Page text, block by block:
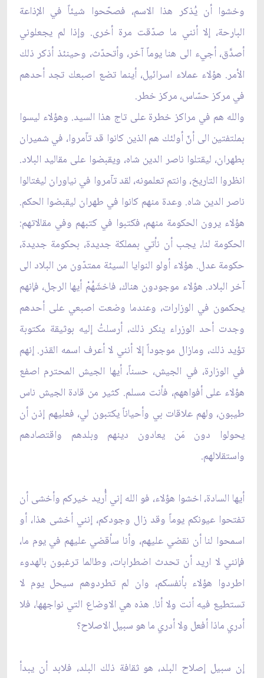
وخشوا أن يُذكر هذا الاسم، فصحّحوا شيئاً في الإذاعة
البارحة، إلا أنني ما صدّقت مرة أخرى. وإذا لم يجعلوني
أصدَّق، أجي‏ء الى هنا يوماً آخر، وأتحدّث، وحينئذ أذكر ذلك
الأمر. هؤلاء عملاء اسرائيل، أينما تضع اصبعك تجد أحدهم
في مركز حسّاس، مركز خطر.
والله هم في مراكز خطرة على تاج هذا السيد. وهؤلاء ليسوا
بملتفتين الى أنّ أولئك هم الذين كانوا قد تآمروا، في شميران
بطهران، ليقتلوا ناصر الدين شاه، ويقبضوا على مقاليد البلاد.
انظروا التاريخ، وانتم تعلمونه، لقد تآمروا في نياوران ليغتالوا
ناصر الدين شاه. وعدة منهم كانوا في طهران ليقبضوا الحكم.
هؤلاء يرون الحكومة منهم، فكتبوا في كتبهم وفي مقالاتهم:
الحكومة لنا، يجب أن نأتي بمملكة جديدة، بحكومة جديدة،
حكومة عدل. هؤلاء أولو النوايا السيئة ممتدّون من البلاد الى
آخر البلاد. هؤلاء موجودون هناك، فاخشَهُمْ أيها الرجل، فإنهم
يحكمون في الوزارات، وعندما وضعت اصبعي على أحدهم
وجدت أحد الوزراء ينكر ذلك، أرسلتُ إليه بوثيقة مكتوبة
تؤيد ذلك، ومازال موجوداً إلا أنني لا أعرف اسمه القذر. إنهم
في الوزارة، في الجيش، حسناً، أيها الجيش المحترم اصفع
هؤلاء على أفواههم، فأنت مسلم. كثير من قادة الجيش ناس
طيبون، ولهم علاقات بي وأحياناً يكتبون لي، فعليهم إذن أن
يحولوا دون مَن يعادون دينهم وبلدهم واقتصادهم
واستقلالهم.
أيها السادة، اخشوا هؤلاء، فو الله إني أُريد خيركم وأخشى أن
تفتحوا عيونكم يوماً وقد زال وجودكم، إنني أخشى هذا، أو
اسمحوا لنا أن نقضي عليهم، وأنا سأقضي عليهم في يوم ما،
فإنني لا اريد أن تحدث اضطرابات، وطالما ترغبون بالهدوء
اطردوا هؤلاء بأنفسكم، وان لم تطردوهم سيحل يوم لا
تستطيع فيه أنت ولا أنا. هذه هي الاوضاع التي نواجهها، فلا
أدري ماذا أفعل ولا أدري ما هو سبيل الاصلاح؟
إن سبيل إصلاح البلد، هو ثقافة ذلك البلد، فلابد أن يبدأ